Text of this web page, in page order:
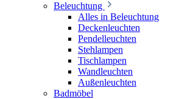
Beleuchtung
Alles in Beleuchtung
Deckenleuchten
Pendelleuchten
Stehlampen
Tischlampen
Wandleuchten
Außenleuchten
Badmöbel